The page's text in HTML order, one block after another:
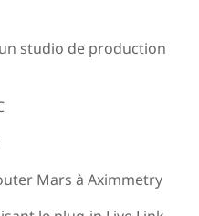
studio de production
Mars à Aximmetry